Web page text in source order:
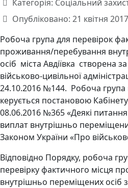
Категорія: Соціальний
Опубліковано: 21 квітня 2017
Робоча група для перевірок
проживання/перебування
осіб міста Авдіївка створена
військово-цивільної
24.10.2016 №144. Робоча група
керується постановою Кабінету
08.06.2016 №365 «Деякі
виплат внутрішньо
Законом України «Про
Відповідно Порядку, робоча
перевірку фактичного місця
внутрішньо переміщених осіб